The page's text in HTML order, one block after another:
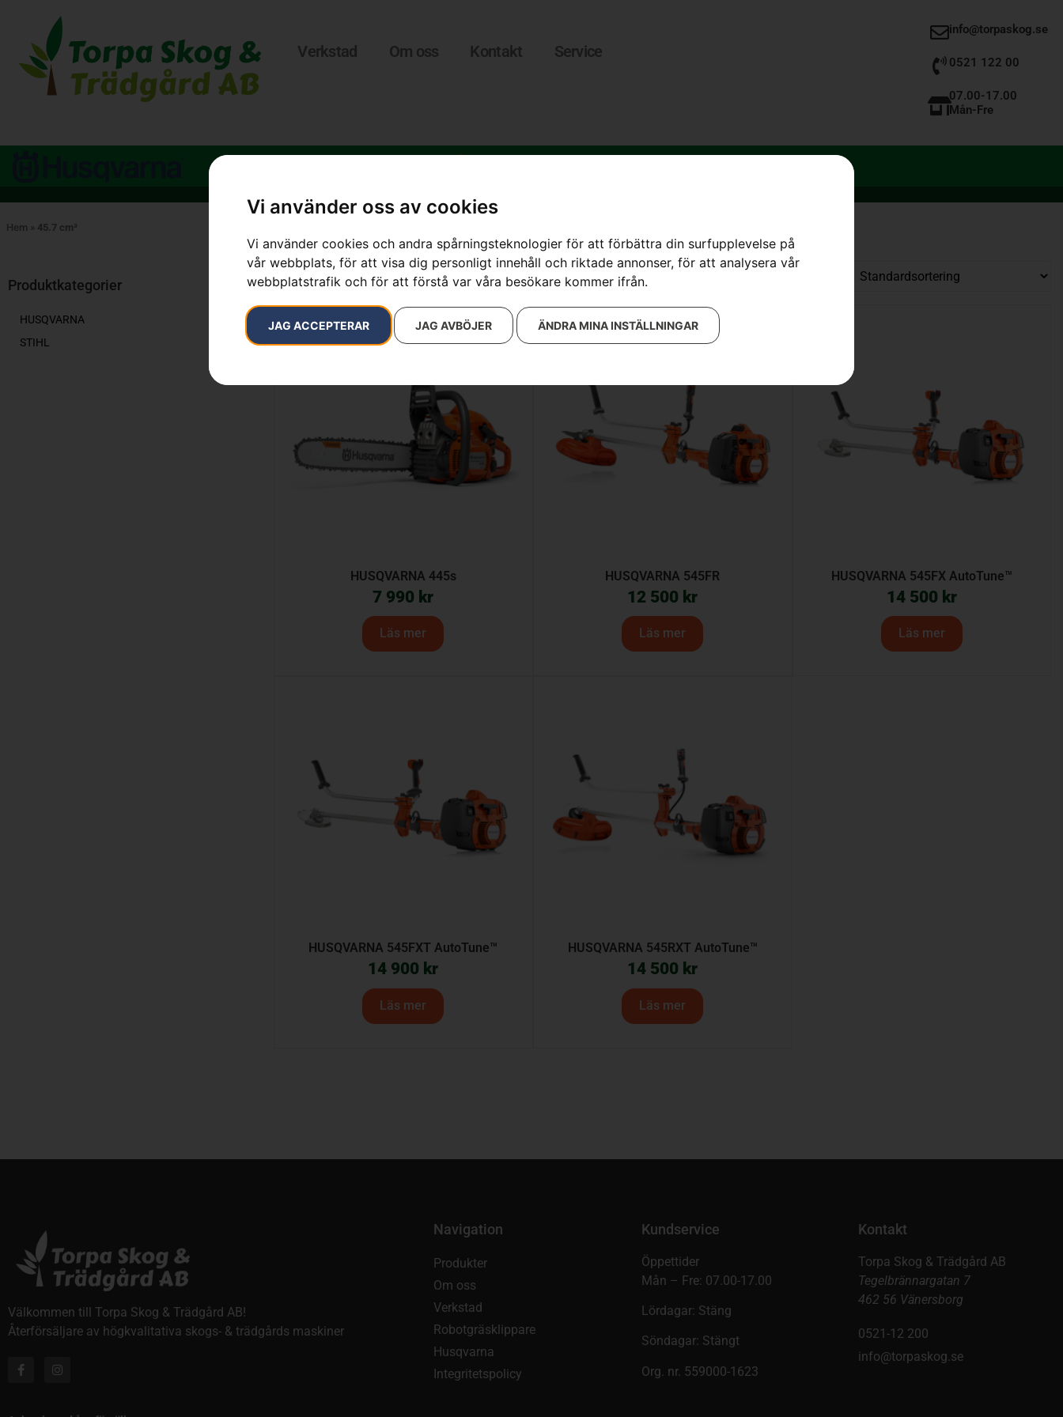
Vi använder oss av cookies
Vi använder cookies och andra spårningsteknologier för att förbättra din surfupplevelse på
vår webbplats, för att visa dig personligt innehåll och riktade annonser, för att analysera vår
webbplatstrafik och för att förstå var våra besökare kommer ifrån.
JAG ACCEPTERAR JAG AVBÖJER ÄNDRA MINA INSTÄLLNINGAR
Verkstad Om oss Kontakt Service
info@torpaskog.se
0521 122 00
07.00-17.00
Mån-Fre
Hem » 45.7 cm³
Produktkategorier
HUSQVARNA
STIHL
Visar alla 5 resultat
HUSQVARNA 445s
7 990 kr
Läs mer
HUSQVARNA 545FR
12 500 kr
Läs mer
HUSQVARNA 545FX AutoTune™
14 500 kr
Läs mer
HUSQVARNA 545FXT AutoTune™
14 900 kr
Läs mer
HUSQVARNA 545RXT AutoTune™
14 500 kr
Läs mer
Välkommen till Torpa Skog & Trädgård AB!
Återförsäljare av högkvalitativa skogs- & trädgårds maskiner
Navigation
Produkter
Om oss
Verkstad
Robotgräsklippare
Husqvarna
Integritetspolicy
Kundservice
Öppettider
Mån – Fre: 07.00-17.00
Lördagar: Stäng
Söndagar: Stängt
Org. nr. 559000-1623
Kontakt
Torpa Skog & Trädgård AB
Tegelbrännargatan 7
462 56 Vänersborg
0521-12 200
info@torpaskog.se